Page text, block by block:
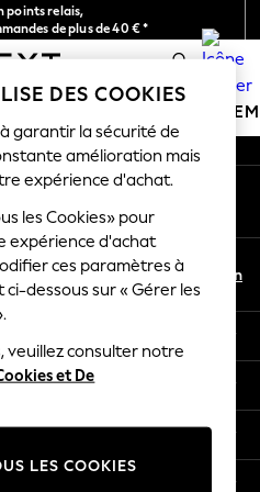
points relais,
de plus de 40 € *
3 jours ouvrés*
sociaux
En
DES COOKIES
garantir la sécurité de
amélioration mais
expérience d'achat.
les Cookies» pour
expérience d'achat
ces paramètres à
dessous sur « Gérer les
veuillez consulter notre
et De
LES COOKIES